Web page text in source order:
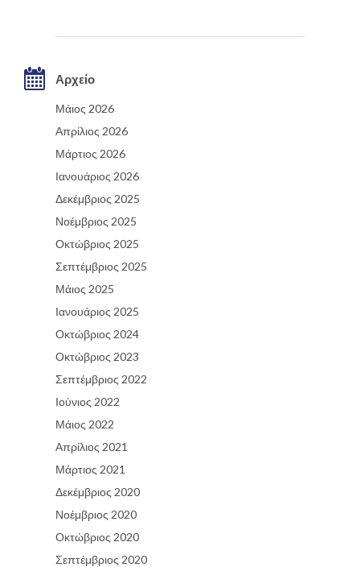
Αρχείο
Μάιος 2026
Απρίλιος 2026
Μάρτιος 2026
Ιανουάριος 2026
Δεκέμβριος 2025
Νοέμβριος 2025
Οκτώβριος 2025
Σεπτέμβριος 2025
Μάιος 2025
Ιανουάριος 2025
Οκτώβριος 2024
Οκτώβριος 2023
Σεπτέμβριος 2022
Ιούνιος 2022
Μάιος 2022
Απρίλιος 2021
Μάρτιος 2021
Δεκέμβριος 2020
Νοέμβριος 2020
Οκτώβριος 2020
Σεπτέμβριος 2020